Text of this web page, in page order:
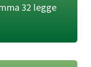
32 legge